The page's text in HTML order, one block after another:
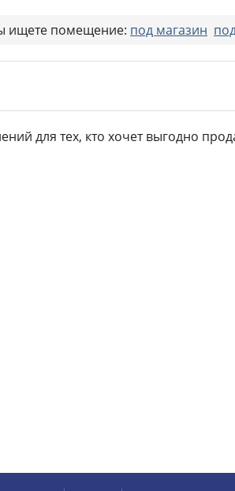
ищете помещение: под магазин
для тех, кто хочет выгодно